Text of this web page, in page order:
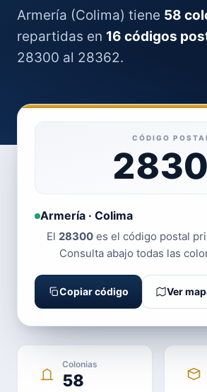
Armería (Colima) tiene 58
repartidas en 16 códigos
28300 al 28362.
CÓDIGO
Armería · Colima
El 28300 es el código postal
Consulta abajo todas las
Copiar código Ver
Colonias
58